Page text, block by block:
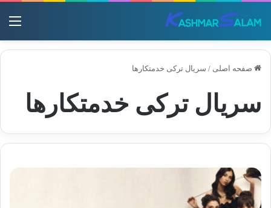
صفحه اصلی / سریال ترکی خدمتکارها
سریال ترکی خدمتکارها